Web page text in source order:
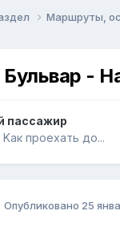
Маршруты,
-
пассажир
Kак проехать до...
Опубликовано 25